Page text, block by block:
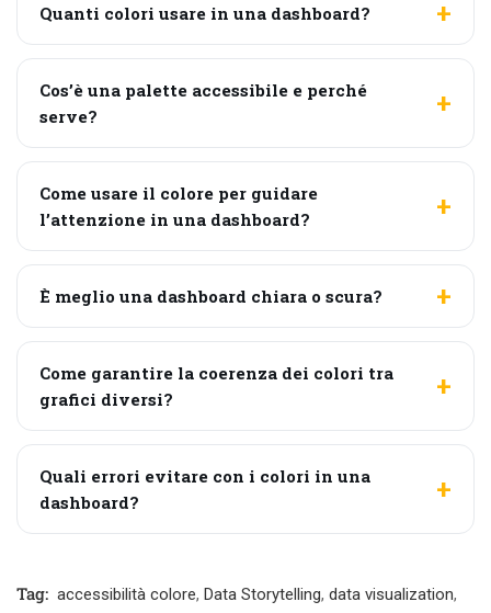
Quanti colori usare in una dashboard?
Cos’è una palette accessibile e perché
serve?
Come usare il colore per guidare
l’attenzione in una dashboard?
È meglio una dashboard chiara o scura?
Come garantire la coerenza dei colori tra
grafici diversi?
Quali errori evitare con i colori in una
dashboard?
Tag: accessibilità colore, Data Storytelling, data visualization,